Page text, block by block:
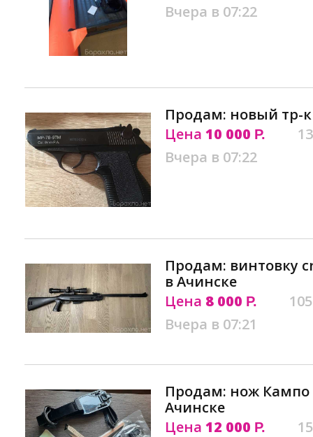
Вчера в 07:22
Продам: новый тр-
Цена 10 000 Р.
Вчера в 07:22
Продам: винтовку
в Ачинске
Цена 8 000 Р.
Вчера в 07:21
Продам: нож
Ачинске
Цена 12 000 Р.